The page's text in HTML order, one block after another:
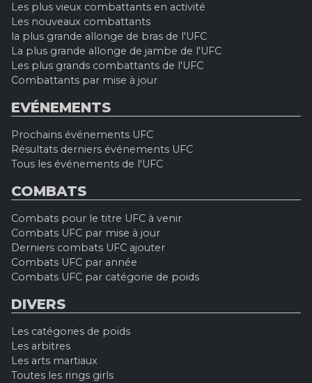
Les plus vieux combattants en activité
Les nouveaux combattants
la plus grande allonge de bras de l'UFC
La plus grande allonge de jambe de l'UFC
Les plus grands combattants de l'UFC
Combattants par mise à jour
EVÉNEMENTS
Prochains événements UFC
Résultats derniers événements UFC
Tous les événements de l'UFC
COMBATS
Combats pour le titre UFC à venir
Combats UFC par mise à jour
Derniers combats UFC ajouter
Combats UFC par année
Combats UFC par catégorie de poids
DIVERS
Les catégories de poids
Les arbitres
Les arts martiaux
Toutes les rings girls